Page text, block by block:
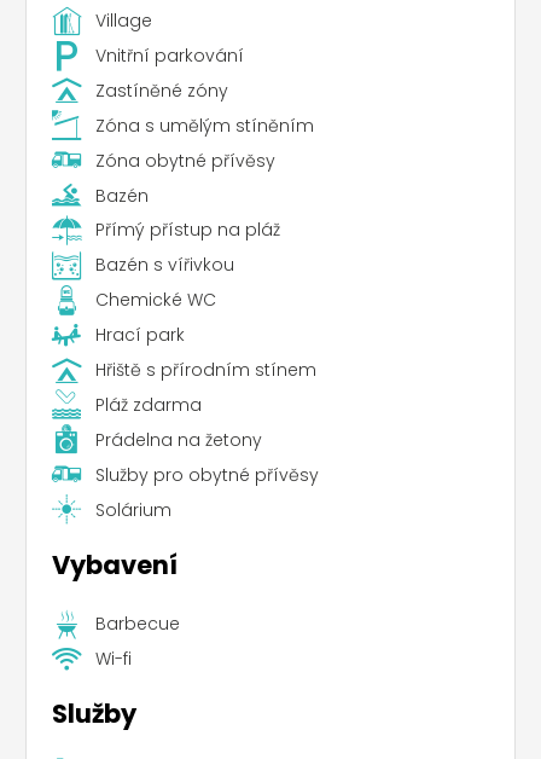
Village
Vnitřní parkování
Zastíněné zóny
Zóna s umělým stíněním
Zóna obytné přívěsy
Bazén
Přímý přístup na pláž
Bazén s vířivkou
Chemické WC
Hrací park
Hřiště s přírodním stínem
Pláž zdarma
Prádelna na žetony
Služby pro obytné přívěsy
Solárium
Vybavení
Barbecue
Wi-fi
Služby